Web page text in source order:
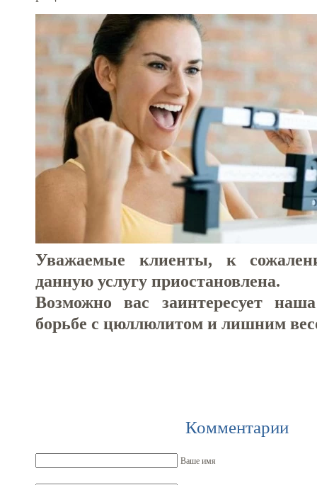
Уважаемые клиенты, к
данную услугу приостановлена.
Возможно вас заинтересует
борьбе с цюллюлитом и лишним
Комментарии
Ваше имя